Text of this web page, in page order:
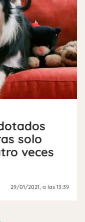
solo
veces
29/01/2021 , a las 13:39